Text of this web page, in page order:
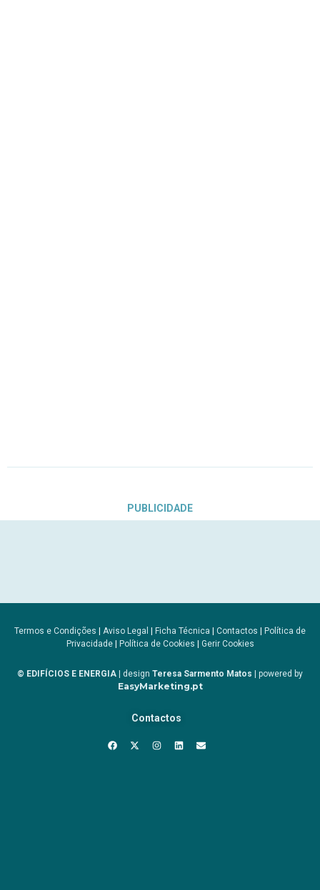
PUBLICIDADE
Termos e Condições | Aviso Legal | Ficha Técnica | Contactos | Política de
Privacidade| Política de Cookies | Gerir Cookies
© EDIFÍCIOS E ENERGIA | design Teresa Sarmento Matos | powered by
EasyMarketing.pt
Contactos